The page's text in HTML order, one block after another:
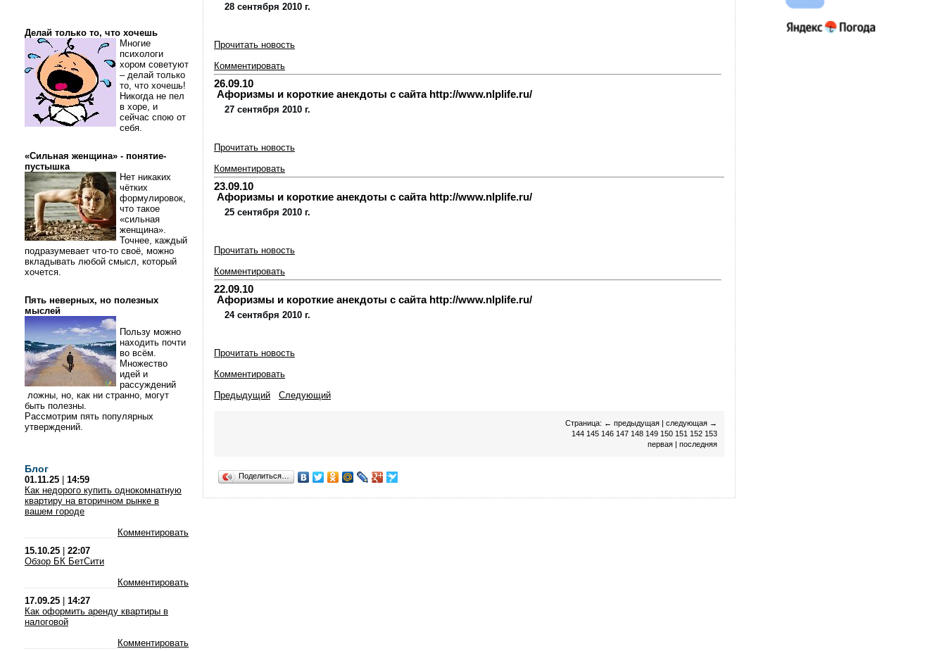
Делай только то, что хочешь
Многие
психологи
хором советуют
– делай только
то, что хочешь!
Никогда не пел
в хоре, и
сейчас спою от
себя.
«Сильная женщина» - понятие-
пустышка
Нет никаких
чётких
формулировок,
что такое
«сильная
женщина».
Точнее, каждый
подразумевает что-то своё, можно
вкладывать любой смысл, который
хочется.
Пять неверных, но полезных
мыслей
Пользу можно
находить почти
во всём.
Множество
идей и
рассуждений
ложны, но, как ни странно, могут
быть полезны.
Рассмотрим пять популярных
утверждений.
Блог
01.11.25
14:59
Как недорого купить однокомнатную
квартиру на вторичном рынке в
вашем городе
Комментировать
15.10.25
22:07
Обзор БК БетСити
Комментировать
17.09.25
14:27
Как оформить аренду квартиры в
налоговой
Комментировать
28 сентября 2010 г.
Прочитать новость
Комментировать
26.09.10
Афоризмы и короткие анекдоты с сайта http://www.nlplife.ru/
27 сентября 2010 г.
Прочитать новость
Комментировать
23.09.10
Афоризмы и короткие анекдоты с сайта http://www.nlplife.ru/
25 сентября 2010 г.
Прочитать новость
Комментировать
22.09.10
Афоризмы и короткие анекдоты с сайта http://www.nlplife.ru/
24 сентября 2010 г.
Прочитать новость
Комментировать
Предыдущий
Следующий
Страница: ← предыдущая | следующая →
144 145 146 147 148 149 150 151 152 153
первая | последняя
Поделиться…